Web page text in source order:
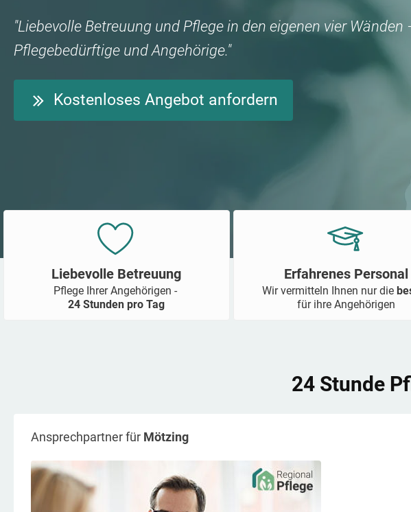
"Liebevolle Betreuung und Pflege in den eigenen vier
Pflegebedürftige und Angehörige."
Kostenloses Angebot anfordern
Liebevolle Betreuung
Pflege Ihrer Angehörigen -
24 Stunden pro Tag
Erfahrenes Personal
Wir vermitteln Ihnen nur die
für ihre Angehörigen
24 Stunde
Ansprechpartner für Mötzing